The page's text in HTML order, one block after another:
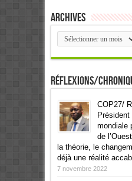
Archives
Archives
Réflexions/
COP27/
mondiale
de
la théorie, le
déjà une réalité
7 novembre 2022